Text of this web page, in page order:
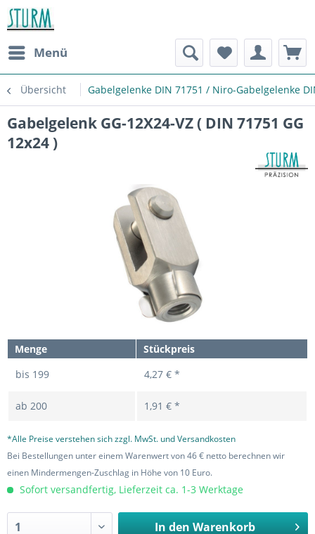
Menü
Übersicht Gabelgelenke DIN 71751 / Niro-Gabelgelenke
Gabelgelenk GG-12X24-VZ ( DIN 71751 GG
12x24 )
Menge
Stückpreis
bis 199 4,27 € *
ab 200 1,91 € *
*Alle Preise verstehen sich zzgl. MwSt. und Versandkosten
Bei Bestellungen unter einem Warenwert von 46 € netto berechnen wir
einen Mindermengen-Zuschlag in Höhe von 10 Euro.
Sofort versandfertig, Lieferzeit ca. 1-3 Werktage
In den Warenkorb